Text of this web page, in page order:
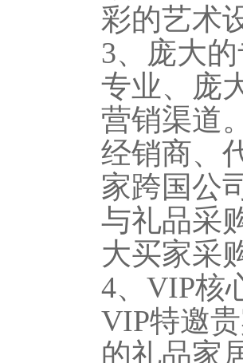
彩的艺术
3、庞大
专业、庞
营销渠道
经销商、
家跨国公
与礼品采
大买家采
4、VIP核
VIP特邀
的礼品家